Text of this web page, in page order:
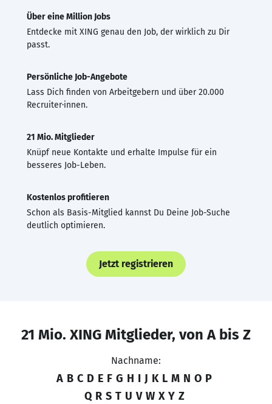
Über eine Million Jobs
Entdecke mit XING genau den Job, der wirklich zu Dir
passt.
Persönliche Job-Angebote
Lass Dich finden von Arbeitgebern und über 20.000
Recruiter·innen.
21 Mio. Mitglieder
Knüpf neue Kontakte und erhalte Impulse für ein
besseres Job-Leben.
Kostenlos profitieren
Schon als Basis-Mitglied kannst Du Deine Job-Suche
deutlich optimieren.
Jetzt registrieren
21 Mio. XING Mitglieder, von A bis Z
Nachname:
A B C D E F G H I J K L M N O P
Q R S T U V W X Y Z